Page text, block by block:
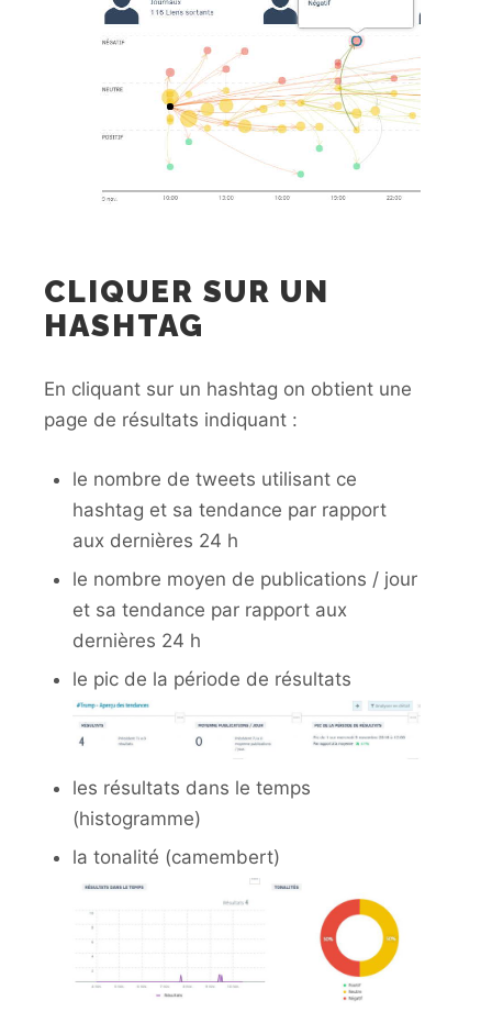
CLIQUER SUR UN
HASHTAG
En cliquant sur un hashtag on obtient une
page de résultats indiquant :
le nombre de tweets utilisant ce
hashtag et sa tendance par rapport
aux dernières 24 h
le nombre moyen de publications / jour
et sa tendance par rapport aux
dernières 24 h
le pic de la période de résultats
les résultats dans le temps
(histogramme)
la tonalité (camembert)